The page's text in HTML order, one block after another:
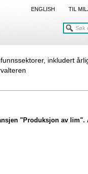
ENGLISH TIL
inkludert
"Produksjon av